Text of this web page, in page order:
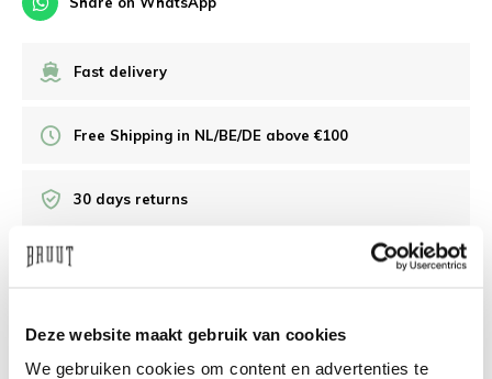
Deze website maakt gebruik van cookies
We gebruiken cookies om content en advertenties te
Fast delivery
Free Shipping in NL/BE/DE above €100
30 days returns
Need help?We're glad to help